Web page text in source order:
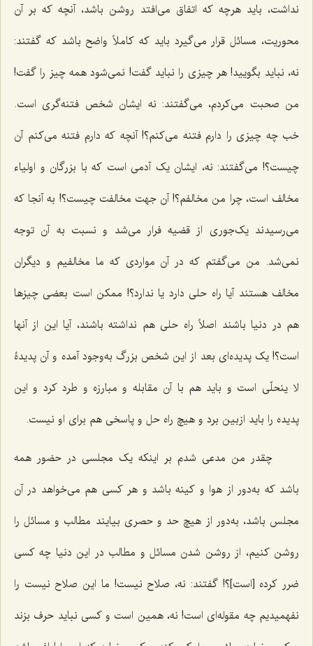
نداشت، باید هرچه که اتفاق مى‌افتد روشن باشد، آنچه که بر آن
محوریت، مسائل قرار مى‌گیرد باید که کاملاً واضح باشد که گفتند:
نه، نباید بگویید! هر چیزى را نباید گفت! نمى‌شود همه چیز را گفت!
من صحبت مى‌کردم، مى‌گفتند: نه ایشان شخص فتنه‌گری است.
خب چه چیزی را دارم فتنه مى‌کنم؟! آنچه که دارم فتنه مى‌کنم آن
چیست؟! مى‌گفتند: نه، ایشان یک آدمی است که با بزرگان و اولیاء
مخالف است، چرا من مخالفم؟! آن جهت مخالفت چیست؟! به آنجا که
مى‌رسیدند یک‌جوری از قضیه فرار مى‌شد و نسبت به آن توجه
نمى‌شد. من مى‌گفتم که در آن مواردى که ما مخالفیم و دیگران
مخالف هستند آیا راه حلى دارد یا ندارد؟! ممکن است بعضى چیزها
هم در دنیا باشند اصلاً راه حلى هم نداشته باشند، آیا این از آنها
است؟! یک پدیده‌اى بعد از این شخص بزرگ به‌وجود آمده و آن پدیدۀ
لا ینحلّى است و باید هم با آن مقابله و مبارزه و طرد کرد و این
پدیده را باید ازبین برد و هیچ راه حل و پاسخى هم براى او نیست.
چقدر من مدعى شدم بر اینکه یک مجلسى در حضور همه
باشد که به‌دور از هوا و کینه باشد و هر کسی هم مى‌خواهد در آن
مجلس باشد، به‌دور از هیچ حد و حصری بیایند مطالب و مسائل را
روشن کنیم، از روشن شدن مسائل و مطالب در این دنیا چه کسى
ضرر کرده [است]؟! گفتند: نه، صلاح نیست! ما این صلاح نیست را
نفهمیدیم چه مقوله‌اى است! نه، همین است و کسى نباید حرف بزند